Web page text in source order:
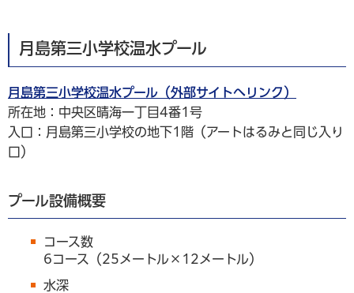
月島第三小学校温水プール
月島第三小学校温水プール（外部サイトへリンク）
所在地：中央区晴海一丁目4番1号
入口：月島第三小学校の地下1階（アートはるみと同じ入り
口）
プール設備概要
コース数
6コース（25メートル×12メートル）
水深